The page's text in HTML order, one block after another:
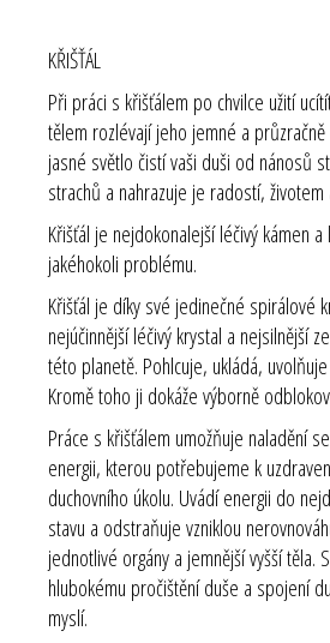
KŘIŠŤÁL
Při práci s křišťálem po chvilce užití
tělem rozlévají jeho jemné a
jasné světlo čistí vaši duši od nánosů
strachů a nahrazuje je radostí,
Křišťál je nejdokonalejší léčivý kámen
jakéhokoli problému.
Křišťál je díky své jedinečné spirálové
nejúčinnější léčivý krystal a nejsilnější
této planetě. Pohlcuje, ukládá,
Kromě toho ji dokáže výborně
Práce s křišťálem umožňuje naladění
energii, kterou potřebujeme k
duchovního úkolu. Uvádí energii do
stavu a odstraňuje vzniklou
jednotlivé orgány a jemnější vyšší těla.
hlubokému pročištění duše a spojení
myslí.